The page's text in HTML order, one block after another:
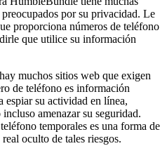
por su privacidad. Le
proporciona números de teléfono
que utilice su información
muchos sitios web que exigen
de teléfono es información
espiar su actividad en línea,
amenazar su seguridad.
temporales es una forma de
oculto de tales riesgos.